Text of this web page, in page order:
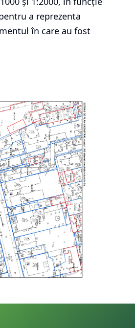
a reprezenta
în care au fost